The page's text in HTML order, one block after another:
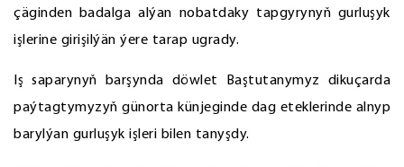
çäginden badalga alýan nobatdaky tapgyrynyň gurluşyk
işlerine girişilýän ýere tarap ugrady.
Iş saparynyň barşynda döwlet Baştutanymyz dikuçarda
paýtagtymyzyň günorta künjeginde dag eteklerinde alnyp
barylýan gurluşyk işleri bilen tanyşdy.